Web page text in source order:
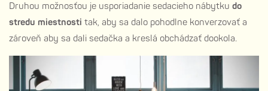
Druhou možnosťou je usporiadanie sedacieho nábytku do
stredu miestnosti tak, aby sa dalo pohodlne konverzovať a
zároveň aby sa dali sedačka a kreslá obchádzať dookola.